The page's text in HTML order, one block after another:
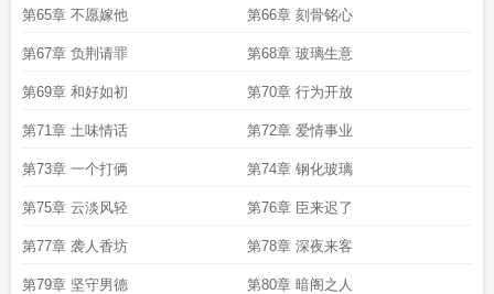
第65章 不愿嫁他 第66章 刻骨铭心
第67章 负荆请罪 第68章 玻璃生意
第69章 和好如初 第70章 行为开放
第71章 土味情话 第72章 爱情事业
第73章 一个打俩 第74章 钢化玻璃
第75章 云淡风轻 第76章 臣来迟了
第77章 袭人香坊 第78章 深夜来客
第79章 坚守男德 第80章 暗阁之人